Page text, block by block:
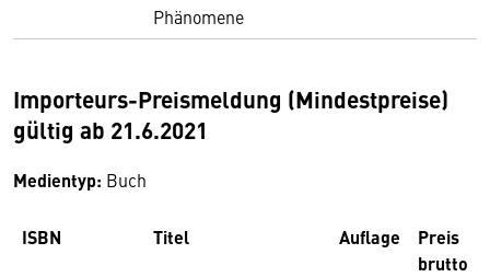
Phänomene
Importeurs-Preismeldung (Mindestpreise)
gültig ab 21.6.2021
Medientyp: Buch
ISBN Titel Auflage
Preis
brutto